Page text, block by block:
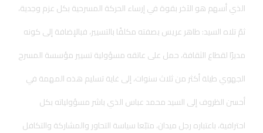
الذي أسهم هو الآخر بقوة في إرساء الحركة المسرحية بكل عزم وجدية،
ثمّ تلاه السيد: طاهر عريس بصفته مكلفًا بالتسيير، فبالإضافة إلى كونه
مديرًا لقطاع الثقافة، حمل على عاتقه مسؤولية تسيير مؤسسة المسرح
الجهوي طيلة أكثر من ثلاث سنوات، إلى غاية تسليم هذه المهمة في
أحسن الظروف إلى السيد محمد عباس الذي باشر مسؤولياته بكل
احترافية، باعتباره رجل ميدان، متبّعا سياسة التحاور والمشاركة والتكافل